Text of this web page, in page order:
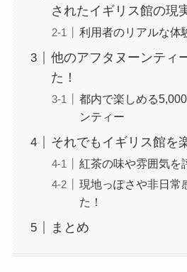
されたイギリス館の現
利用者のリアルな体
他のアフタヌーンティ
た！
都内で楽しめる
ンティー
それでもイギリス館を
紅茶の味や雰囲気を
現地っぽさや非日常
た！
まとめ